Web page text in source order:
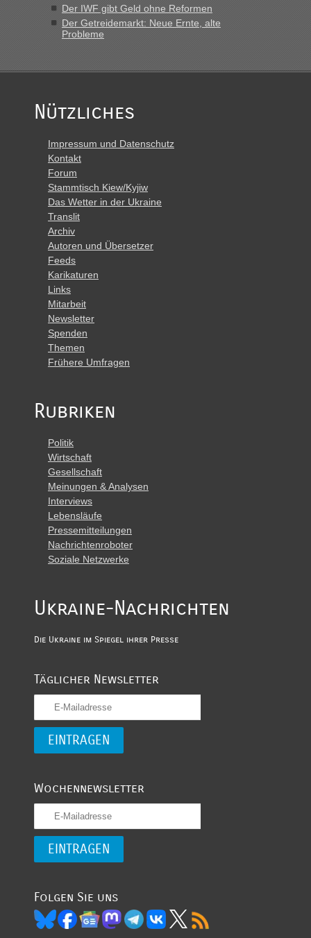
Der IWF gibt Geld ohne Reformen
Der Getreidemarkt: Neue Ernte, alte
Probleme
Nützliches
Impressum und Datenschutz
Kontakt
Forum
Stammtisch Kiew/Kyjiw
Das Wetter in der Ukraine
Translit
Archiv
Autoren und Übersetzer
Feeds
Karikaturen
Links
Mitarbeit
Newsletter
Spenden
Themen
Frühere Umfragen
Rubriken
Politik
Wirtschaft
Gesellschaft
Meinungen & Analysen
Interviews
Lebensläufe
Pressemitteilungen
Nachrichtenroboter
Soziale Netzwerke
Ukraine-Nachrichten
Die Ukraine im Spiegel ihrer Presse
Täglicher Newsletter
Wochennewsletter
Folgen Sie uns